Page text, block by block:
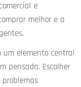
e
melhor e a
um elemento central
pensada. Escolher